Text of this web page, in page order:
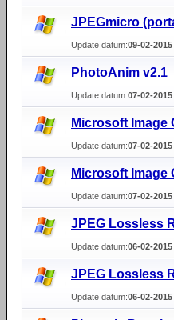
JPEGmicro
Update datum:09-02-2015
PhotoAnim v2.1
Update datum:07-02-2015
Microsoft Image
Update datum:07-02-2015
Microsoft Image
Update datum:07-02-2015
JPEG Lossless
Update datum:06-02-2015
JPEG Lossless
Update datum:06-02-2015